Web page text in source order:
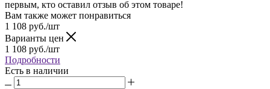
первым, кто оставил отзыв об этом товаре!
Вам также может понравиться
1 108 руб./шт
Варианты цен
1 108 руб./шт
Подробности
Есть в наличии